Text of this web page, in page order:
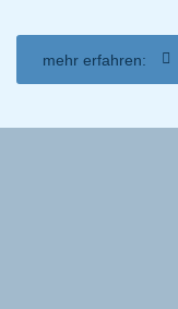
mehr erfahren: